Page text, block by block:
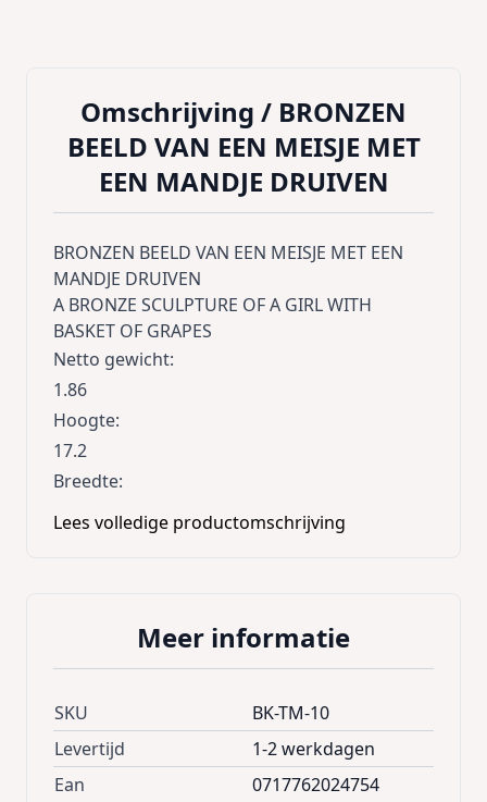
Omschrijving / BRONZEN
BEELD VAN EEN MEISJE MET
EEN MANDJE DRUIVEN
BRONZEN BEELD VAN EEN MEISJE MET EEN
MANDJE DRUIVEN
A BRONZE SCULPTURE OF A GIRL WITH
BASKET OF GRAPES
Netto gewicht:
1.86
Hoogte:
17.2
Breedte:
9.6
Lees volledige productomschrijving
Meer informatie
SKU
BK-TM-10
Levertijd
1-2 werkdagen
Ean
0717762024754